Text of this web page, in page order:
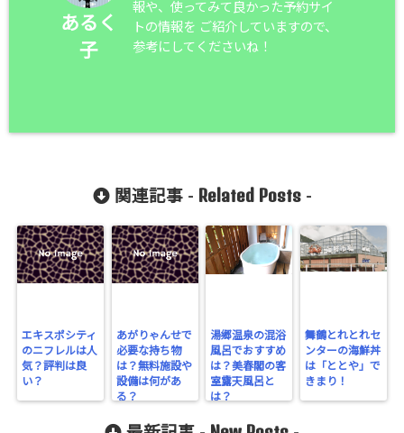
あるく
子
報や、使ってみて良かった予約サイ
トの情報を ご紹介していますので、
参考にしてくださいね！
関連記事 - Related Posts-
エキスポシティ
のニフレルは人
気？評判は良
い？
あがりゃんせで
必要な持ち物
は？無料施設や
設備は何があ
る？
湯郷温泉の混浴
風呂でおすすめ
は？美春閣の客
室露天風呂と
は？
舞鶴とれとれセ
ンターの海鮮丼
は「ととや」で
きまり！